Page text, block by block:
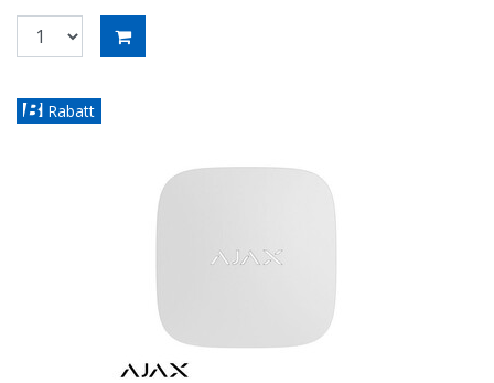
Rabatt